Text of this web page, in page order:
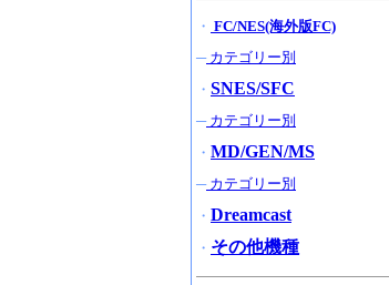
・ FC/NES(海外版FC)
─カテゴリー別
・ SNES/SFC
─カテゴリー別
・ MD/GEN/MS
─カテゴリー別
・ Dreamcast
・ その他機種